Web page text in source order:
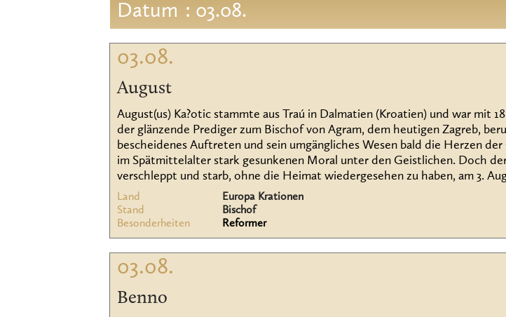
Datum : 03.08.
03.08.
August
August(us) Ka?otic stammte aus Traú in Dalmatien (Kroatien) und war mit
der glänzende Prediger zum Bischof von Agram, dem heutigen Zagreb,
bescheidenes Auftreten und sein umgängliches Wesen bald die Herzen
im Spätmittelalter stark gesunkenen Moral unter den Geistlichen. Doch
verschleppt und starb, ohne die Heimat wiedergesehen zu haben, am 3.
Land
Europa Krationen
Stand
Bischof
Besonderheiten
Reformer
03.08.
Benno